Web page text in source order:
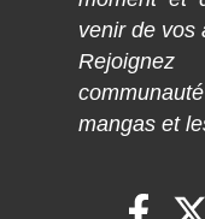
venir de vos
mangas et